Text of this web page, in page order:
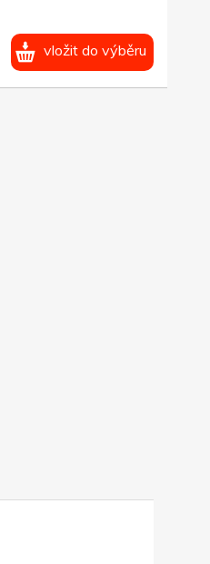
vložit do výběru